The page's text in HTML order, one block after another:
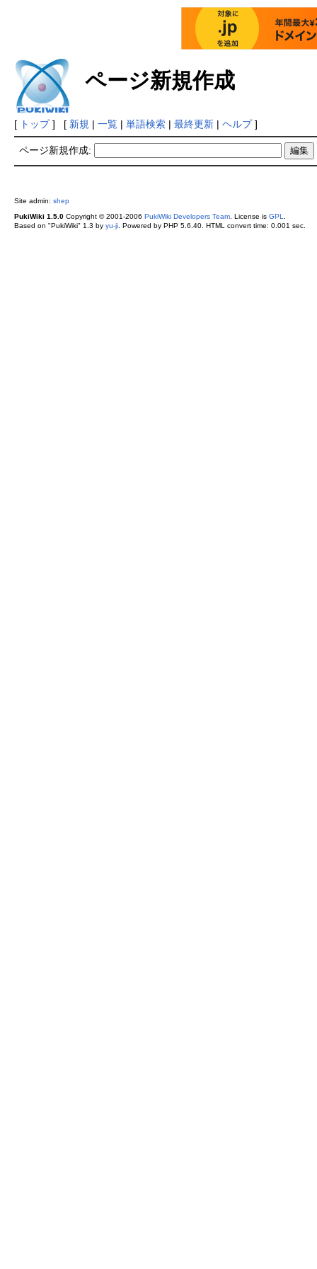
ページ新規作成
[ トップ] [ 新規 | 一覧| 単語検索| 最終更新| ヘルプ]
ページ新規作成:
Site admin: shep
PukiWiki 1.5.0Copyright © 2001-2006 PukiWiki Developers Team. License is GPL
Based on "PukiWiki" 1.3 by yu-ji. Powered by PHP 5.6.40. HTML convert time: 0.001 sec.